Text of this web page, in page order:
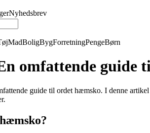
Nyhedsbrev
MadBoligBygForretningPengeBørn
omfattende guide
guide til ordet hæmsko. I denne